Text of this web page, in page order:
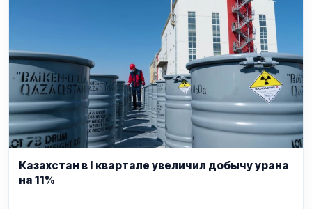
Казахстан в I квартале увеличил добычу урана
на 11%